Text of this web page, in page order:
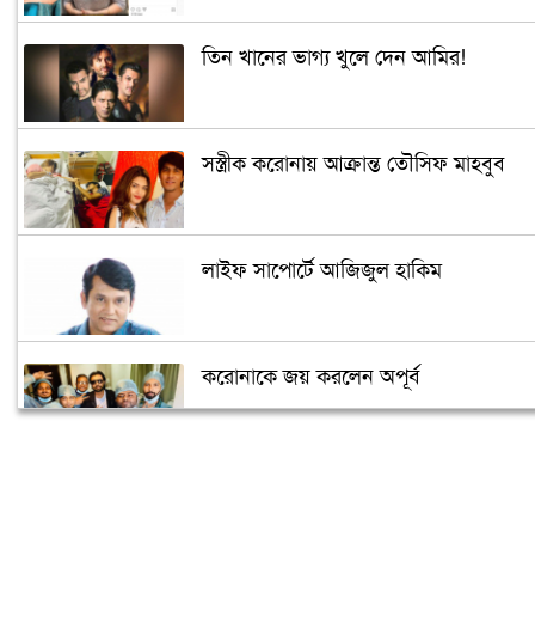
তিন খানের ভাগ্য খুলে দেন আমির!
সস্ত্রীক করোনায় আক্রান্ত তৌসিফ মাহবুব
লাইফ সাপোর্টে আজিজুল হাকিম
করোনাকে জয় করলেন অপূর্ব